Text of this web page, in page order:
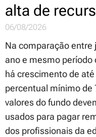
alta de
06/08/2026
Na comparação entre
ano e mesmo período
há crescimento de até
percentual mínimo de
valores do fundo
usados para pagar
dos profissionais da